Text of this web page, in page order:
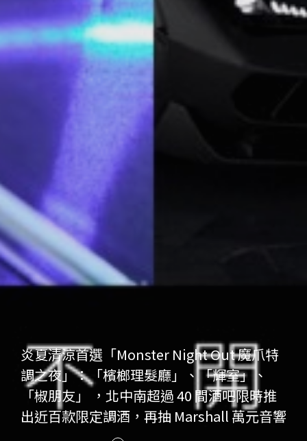
炎夏清涼首選「Monster Night Out 魔爪特
調之夜」：「檳榔理髮廳」、「輝室」、
「椒朋友」 ，北中南超過 40 間酒吧限時推
出近百款限定調酒，再抽 Marshall 萬元音響